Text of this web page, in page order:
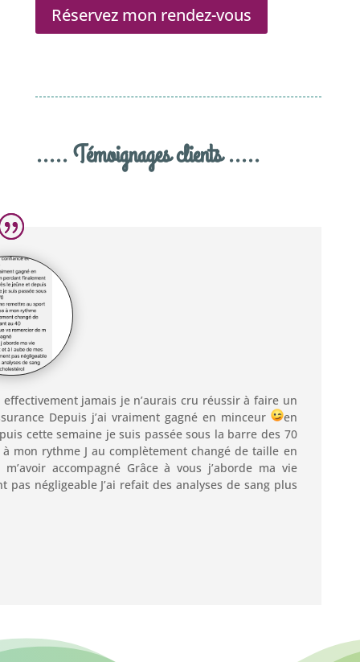
Réservez mon rendez-vous
..... Témoignages clients .....
jamais je n’aurais cru réussir à faire un
Depuis j’ai vraiment gagné en minceur
en
cette semaine je suis passée sous la barre des 70
mon rythme J au complètement changé de taille en
accompagné Grâce à vous j’aborde ma vie
négligeable J’ai refait des analyses de sang plus